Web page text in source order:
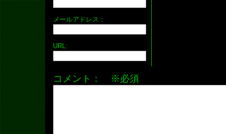
メールアドレス：
URL:
コメント： ※必須